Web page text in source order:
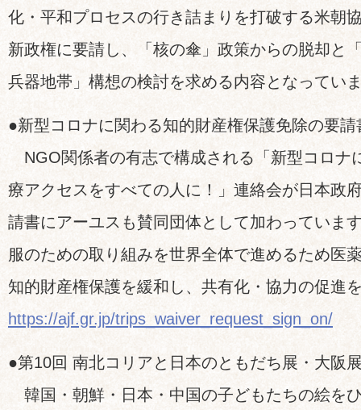
化・平和プロセスの行き詰まりを打破する米朝
新政権に要請し、「核の傘」政策からの脱却と
兵器地帯」構想の検討を求める内容となってい
●新型コロナに関わる知的財産権保護免除の要請
NGO関係者の有志で構成される「新型コロナ
療アクセスをすべての人に！」連絡会が日本政
請書にアーユスも賛同団体として加わっていま
服のための取り組みを世界全体で進めるため医
知的財産権保護を緩和し、共有化・協力の促進
https://ajf.gr.jp/trips_waiver_request_sign_on/
●第10回 南北コリアと日本のともだち展・大阪
韓国・朝鮮・日本・中国の子どもたちの絵を